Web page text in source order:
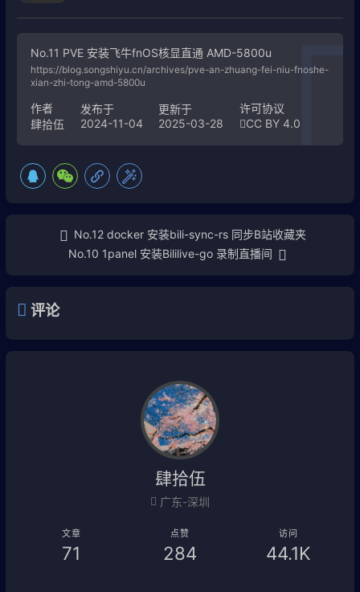
No.11 PVE 安装飞牛fnOS核显直通 AMD-5800u
https://blog.songshiyu.cn/archives/pve-an-zhuang-fei-niu-fnoshe-
xian-zhi-tong-amd-5800u
作者
肆拾伍
发布于
2024-11-04
更新于
2025-03-28
许可协议
CC BY 4.0
No.12 docker 安装bili-sync-rs 同步B站收藏夹
No.10 1panel 安装Bililive-go 录制直播间
评论
肆拾伍
广东-深圳
文章
71
点赞
284
访问
44.1K